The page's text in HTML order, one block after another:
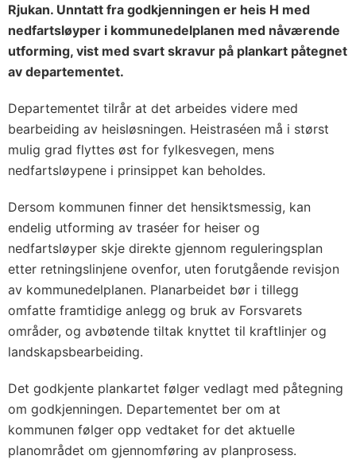
Rjukan. Unntatt fra godkjenningen er heis H med
nedfartsløyper i kommunedelplanen med nåværende
utforming, vist med svart skravur på plankart påtegnet
av departementet.
Departementet tilrår at det arbeides videre med
bearbeiding av heisløsningen. Heistraséen må i størst
mulig grad flyttes øst for fylkesvegen, mens
nedfartsløypene i prinsippet kan beholdes.
Dersom kommunen finner det hensiktsmessig, kan
endelig utforming av traséer for heiser og
nedfartsløyper skje direkte gjennom reguleringsplan
etter retningslinjene ovenfor, uten forutgående revisjon
av kommunedelplanen. Planarbeidet bør i tillegg
omfatte framtidige anlegg og bruk av Forsvarets
områder, og avbøtende tiltak knyttet til kraftlinjer og
landskapsbearbeiding.
Det godkjente plankartet følger vedlagt med påtegning
om godkjenningen. Departementet ber om at
kommunen følger opp vedtaket for det aktuelle
planområdet om gjennomføring av planprosess.